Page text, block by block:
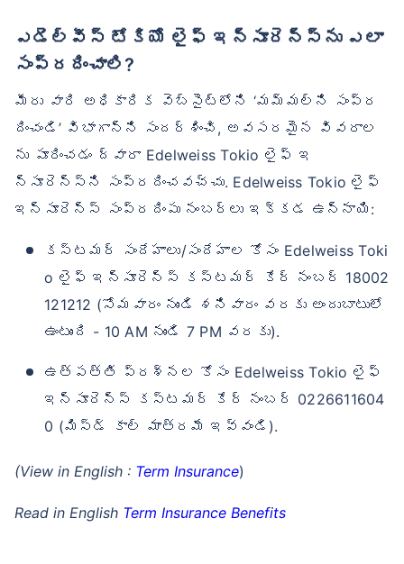
ఎడెల్వీస్ టోకియో లైఫ్ ఇన్సూరెన్స్‌ను ఎలా
సంప్రదించాలి?
మీరు వారి అధికారిక వెబ్‌సైట్‌లోని ‘మమ్మల్ని సంప్ర
దించండి’ విభాగాన్ని సందర్శించి, అవసరమైన వివరాల
ను పూరించడం ద్వారా Edelweiss Tokio లైఫ్ ఇ
న్సూరెన్స్‌ని సంప్రదించవచ్చు. Edelweiss Tokio లైఫ్
ఇన్సూరెన్స్ సంప్రదింపు నంబర్‌లు ఇక్కడ ఉన్నాయి:
కస్టమర్ సందేహాలు/సందేహాల కోసం Edelweiss Toki
o లైఫ్ ఇన్సూరెన్స్ కస్టమర్ కేర్ నంబర్ 18002
121212 (సోమవారం నుండి శనివారం వరకు అందుబాటులో
ఉంటుంది - 10 AM నుండి 7 PM వరకు).
ఉత్పత్తి ప్రశ్నల కోసం Edelweiss Tokio లైఫ్
ఇన్సూరెన్స్ కస్టమర్ కేర్ నంబర్ 0226611604
0 (మిస్డ్ కాల్ మాత్రమే ఇవ్వండి).
(View in English : Term Insurance)
Read in English Term Insurance Benefits